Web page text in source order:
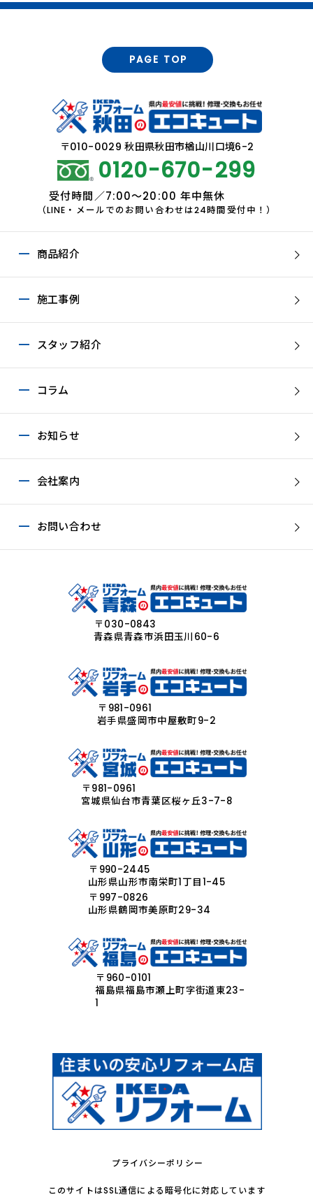
PAGE TOP
〒010-0029 秋田県秋田市楢山川口境6-2
0120-670-299
受付時間／7:00～20:00 年中無休
（LINE・メールでのお問い合わせは24時間受付中！）
商品紹介
施工事例
スタッフ紹介
コラム
お知らせ
会社案内
お問い合わせ
〒030-0843
青森県青森市浜田玉川60-6
〒981-0961
岩手県盛岡市中屋敷町9-2
〒981-0961
宮城県仙台市青葉区桜ヶ丘3-7-8
〒990-2445
山形県山形市南栄町1丁目1-45
〒997-0826
山形県鶴岡市美原町29-34
〒960-0101
福島県福島市瀬上町字街道東23-
1
プライバシーポリシー
このサイトはSSL通信による暗号化に対応しています